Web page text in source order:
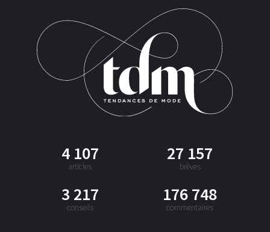
4 107
articles
27 157
brèves
3 217
conseils
176 748
commentaires